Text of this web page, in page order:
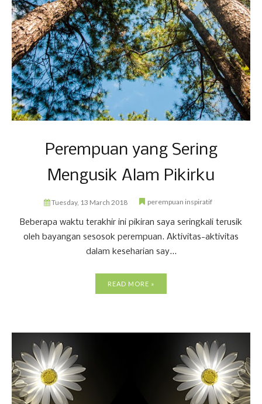
Perempuan yang Sering
Mengusik Alam Pikirku
Tuesday, 13 March 2018 perempuan inspiratif
Beberapa waktu terakhir ini pikiran saya seringkali terusik
oleh bayangan sesosok perempuan. Aktivitas-aktivitas
dalam keseharian say...
READ MORE »